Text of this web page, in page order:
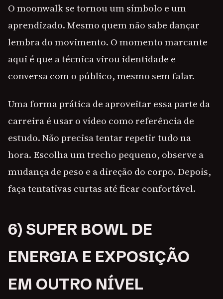
O moonwalk se tornou um símbolo e um
aprendizado. Mesmo quem não sabe dançar
lembra do movimento. O momento marcante
aqui é que a técnica virou identidade e
conversa com o público, mesmo sem falar.
Uma forma prática de aproveitar essa parte da
carreira é usar o vídeo como referência de
estudo. Não precisa tentar repetir tudo na
hora. Escolha um trecho pequeno, observe a
mudança de peso e a direção do corpo. Depois,
faça tentativas curtas até ficar confortável.
6) SUPER BOWL DE
ENERGIA E EXPOSIÇÃO
EM OUTRO NÍVEL